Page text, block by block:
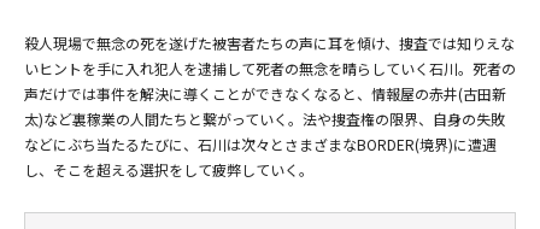
殺人現場で無念の死を遂げた被害者たちの声に耳を傾け、捜査では知りえな
いヒントを手に入れ犯人を逮捕して死者の無念を晴らしていく石川。死者の
声だけでは事件を解決に導くことができなくなると、情報屋の赤井(古田新
太)など裏稼業の人間たちと繋がっていく。法や捜査権の限界、自身の失敗
などにぶち当たるたびに、石川は次々とさまざまなBORDER(境界)に遭遇
し、そこを超える選択をして疲弊していく。